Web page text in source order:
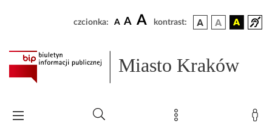
czcionka: A A A kontrast:
Miasto Kraków